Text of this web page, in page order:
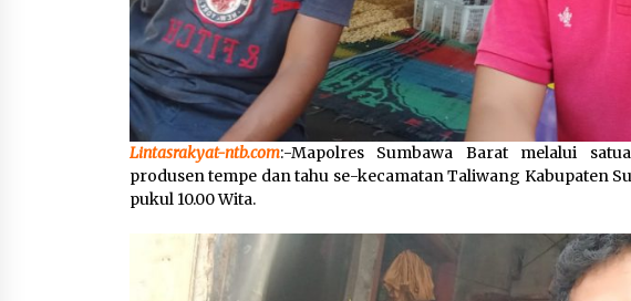
Lintasrakyat-ntb.com:-Mapolres Sumbawa Barat melalui
produsen tempe dan tahu se-kecamatan Taliwang Kabupaten
pukul 10.00 Wita.